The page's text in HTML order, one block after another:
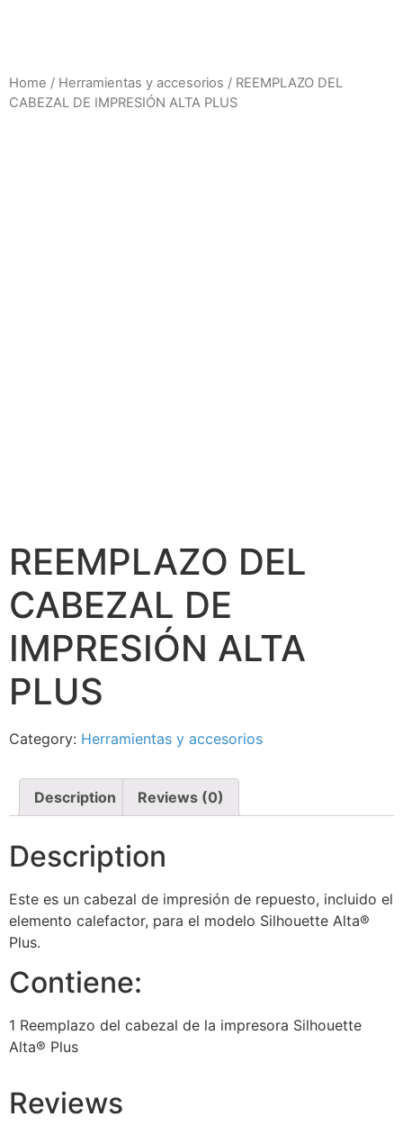
Home / Herramientas y accesorios / REEMPLAZO DEL
CABEZAL DE IMPRESIÓN ALTA PLUS
REEMPLAZO DEL
CABEZAL DE
IMPRESIÓN ALTA
PLUS
Category: Herramientas y accesorios
Description Reviews (0)
Description
Este es un cabezal de impresión de repuesto, incluido el
elemento calefactor, para el modelo Silhouette Alta®
Plus.
Contiene:
1 Reemplazo del cabezal de la impresora Silhouette
Alta® Plus
Reviews